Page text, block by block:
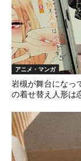
アニメ・マンガ
岩槻が舞台になっ
の着せ替え人形は